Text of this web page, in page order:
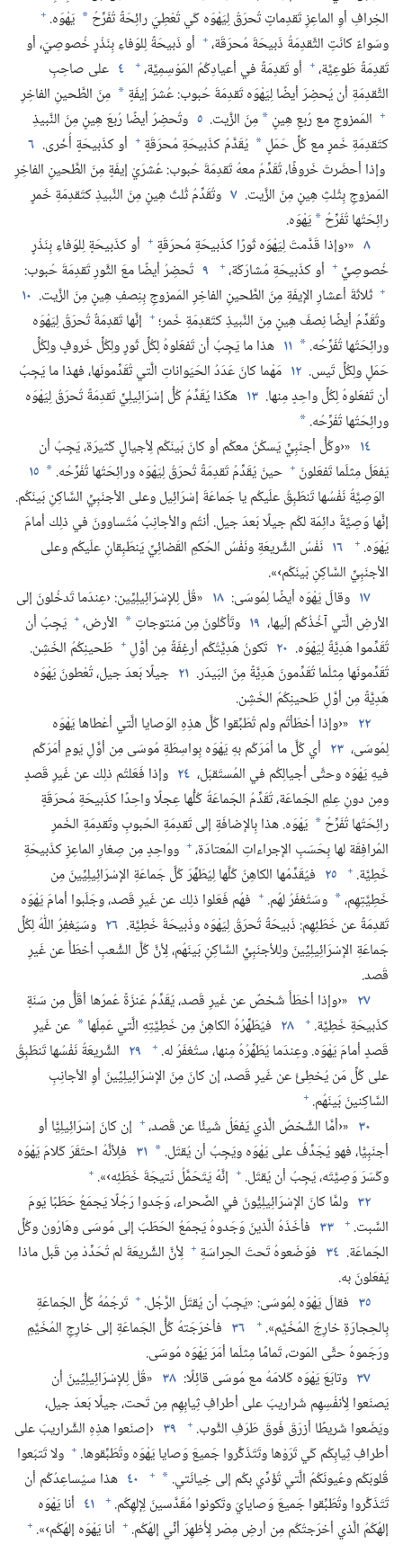
الخِرافِ أوِ الماعِزِ تَقدِماتٍ تُحرَقُ لِيَهْوَه كَي تُعْطِيَ رائِحَةً تُفَرِّحُ * يَهْوَه.‏ +
وسَواءٌ كانَتِ التَّقدِمَةُ ذَبيحَةَ مُحرَقَة،‏ + أو ذَبيحَةً لِلوَفاءِ بِنَذْرٍ خُصوصِيّ،‏ أو
تَقدِمَةً طَوعِيَّة،‏ + أو تَقدِمَةً في أعيادِكُمُ المَوْسِمِيَّة،‏ + ٤ على صاحِبِ
التَّقدِمَةِ أن يُحضِرَ أيضًا لِيَهْوَه تَقدِمَةَ حُبوب:‏ عُشرَ إيفَةٍ * مِنَ الطَّحينِ الفاخِرِ
+ المَمزوجِ مع رُبعِ هِينٍ * مِنَ الزَّيت.‏ ٥ وتُحضِرُ أيضًا رُبعَ هِينٍ مِنَ النَّبيذِ
كتَقدِمَةِ خَمرٍ مع كُلِّ حَمَلٍ * يُقَدَّمُ كذَبيحَةِ مُحرَقَةٍ + أو كذَبيحَةٍ أُخْرى.‏ ٦
وإذا أحضَرتَ خَروفًا،‏ تُقَدِّمُ معهُ تَقدِمَةَ حُبوب:‏ عُشرَيْ إيفَةٍ مِنَ الطَّحينِ الفاخِرِ
المَمزوجِ بِثُلثِ هِينٍ مِنَ الزَّيت.‏ ٧ وتُقَدِّمُ ثُلثَ هِينٍ مِنَ النَّبيذِ كتَقدِمَةِ خَمرٍ
رائِحَتُها تُفَرِّحُ * يَهْوَه.‏
٨ «‹وإذا قَدَّمتَ لِيَهْوَه ثَورًا كذَبيحَةِ مُحرَقَةٍ + أو كذَبيحَةٍ لِلوَفاءِ بِنَذْرٍ
خُصوصِيٍّ + أو كذَبيحَةِ مُشارَكَة،‏ + ٩ تُحضِرُ أيضًا معَ الثَّورِ تَقدِمَةَ حُبوب:‏
+ ثَلاثَةَ أعشارِ الإيفَةِ مِنَ الطَّحينِ الفاخِرِ المَمزوجِ بِنِصفِ هِينٍ مِنَ الزَّيت.‏ ١٠
وتُقَدِّمُ أيضًا نِصفَ هِينٍ مِنَ النَّبيذِ كتَقدِمَةِ خَمر؛‏ + إنَّها تَقدِمَةٌ تُحرَقُ لِيَهْوَه
ورائِحَتُها تُفَرِّحُه.‏ * ١١ هذا ما يَجِبُ أن تَفعَلوهُ لِكُلِّ ثَورٍ ولِكُلِّ خَروفٍ ولِكُلِّ
حَمَلٍ ولِكُلِّ تَيس.‏ ١٢ مَهْما كانَ عَدَدُ الحَيَواناتِ الَّتي تُقَدِّمونَها،‏ فهذا ما يَجِبُ
أن تَفعَلوهُ لِكُلِّ واحِدٍ مِنها.‏ ١٣ هكَذا يُقَدِّمُ كُلُّ إسْرَائِيلِيٍّ تَقدِمَةً تُحرَقُ لِيَهْوَه
ورائِحَتُها تُفَرِّحُه.‏ *
١٤ «‹وكُلُّ أجنَبِيٍّ يَسكُنُ معكُم أو كانَ بَينَكُم لِأجيالٍ كَثيرَة،‏ يَجِبُ أن
يَفعَلَ مِثلَما تَفعَلونَ + حينَ يُقَدِّمُ تَقدِمَةً تُحرَقُ لِيَهْوَه ورائِحَتُها تُفَرِّحُه.‏ * ١٥
الوَصِيَّةُ نَفْسُها تَنطَبِقُ علَيكُم يا جَماعَةَ إسْرَائِيل وعلى الأجنَبِيِّ السَّاكِنِ بَينَكُم.‏
إنَّها وَصِيَّةٌ دائِمَة لكُم جيلًا بَعدَ جيل.‏ أنتُم والأجانِبُ مُتَساوونَ في ذلِك أمامَ
يَهْوَه.‏ + ١٦ نَفْسُ الشَّريعَةِ ونَفْسُ الحُكمِ القَضائِيِّ يَنطَبِقانِ علَيكُم وعلى
الأجنَبِيِّ السَّاكِنِ بَينَكُم›».‏
١٧ وقالَ يَهْوَه أيضًا لِمُوسَى:‏ ١٨ «قُلْ لِلإسْرَائِيلِيِّين:‏ ‹عِندَما تَدخُلونَ إلى
الأرضِ الَّتي آخُذُكُم إلَيها،‏ ١٩ وتَأكُلونَ مِن مَنتوجاتِ * الأرض،‏ + يَجِبُ أن
تُقَدِّموا هَدِيَّةً لِيَهْوَه.‏ ٢٠ تَكونُ هَدِيَّتُكُم أرغِفَةً مِن أوَّلِ + طَحينِكُمُ الخَشِن.‏
تُقَدِّمونَها مِثلَما تُقَدِّمونَ هَدِيَّةً مِنَ البَيدَر.‏ ٢١ جيلًا بَعدَ جيل،‏ تُعْطونَ يَهْوَه
هَدِيَّةً مِن أوَّلِ طَحينِكُمُ الخَشِن.‏
٢٢ «‹وإذا أخطَأتُم ولم تُطَبِّقوا كُلَّ هذِهِ الوَصايا الَّتي أعْطاها يَهْوَه
لِمُوسَى،‏ ٢٣ أي كُلَّ ما أمَرَكُم بهِ يَهْوَه بِواسِطَةِ مُوسَى مِن أوَّلِ يَومٍ أمَرَكُم
فيهِ يَهْوَه وحتَّى أجيالِكُم في المُستَقبَل،‏ ٢٤ وإذا فَعَلتُم ذلِك عن غَيرِ قَصدٍ
ومِن دونِ عِلمِ الجَماعَة،‏ تُقَدِّمُ الجَماعَةُ كُلُّها عِجلًا واحِدًا كذَبيحَةِ مُحرَقَةٍ
رائِحَتُها تُفَرِّحُ * يَهْوَه.‏ هذا بِالإضافَةِ إلى تَقدِمَةِ الحُبوبِ وتَقدِمَةِ الخَمرِ
المُرافِقَة لها بِحَسَبِ الإجراءاتِ المُعتادَة،‏ + وواحِدٍ مِن صِغارِ الماعِزِ كذَبيحَةِ
خَطِيَّة.‏ + ٢٥ فيُقَدِّمُها الكاهِنُ كُلَّها لِيُطَهِّرَ كُلَّ جَماعَةِ الإسْرَائِيلِيِّينَ مِن
خَطِيَّتِهِم،‏* وسَتُغفَرُ لهُم.‏ + فهُم فَعَلوا ذلِك عن غَيرِ قَصد،‏ وجَلَبوا أمامَ يَهْوَه
تَقدِمَةً عن خَطَئِهِم:‏ ذَبيحَةً تُحرَقُ لِيَهْوَه وذَبيحَةَ خَطِيَّة.‏ ٢٦ وسَيَغفِرُ اللّٰهُ لِكُلِّ
جَماعَةِ الإسْرَائِيلِيِّينَ ولِلأجنَبِيِّ السَّاكِنِ بَينَهُم،‏ لِأنَّ كُلَّ الشَّعبِ أخطَأَ عن غَيرِ
قَصد.‏
٢٧ «‹وإذا أخطَأَ شَخصٌ عن غَيرِ قَصد،‏ يُقَدِّمُ عَنزَةً عُمرُها أقَلُّ مِن سَنَةٍ
كذَبيحَةِ خَطِيَّة.‏ + ٢٨ فيُطَهِّرُهُ الكاهِنُ مِن خَطِيَّتِهِ الَّتي عَمِلَها * عن غَيرِ
قَصدٍ أمامَ يَهْوَه.‏ وعِندَما يُطَهِّرُهُ مِنها،‏ ستُغفَرُ له.‏ + ٢٩ الشَّريعَةُ نَفْسُها تَنطَبِقُ
على كُلِّ مَن يُخطِئُ عن غَيرِ قَصد،‏ إن كانَ مِنَ الإسْرَائِيلِيِّينَ أوِ الأجانِبِ
السَّاكِنينَ بَينَهُم.‏ +
٣٠ «‹أمَّا الشَّخصُ الَّذي يَفعَلُ شَيئًا عن قَصد،‏ + إن كانَ إسْرَائِيلِيًّا أو
أجنَبِيًّا،‏ فهو يُجَدِّفُ على يَهْوَه ويَجِبُ أن يُقتَل.‏ * ٣١ فلِأنَّهُ احتَقَرَ كَلامَ يَهْوَه
وكَسَرَ وَصِيَّتَه،‏ يَجِبُ أن يُقتَل.‏ + إنَّهُ يَتَحَمَّلُ نَتيجَةَ خَطَئِه›».‏ +
٣٢ ولمَّا كانَ الإسْرَائِيلِيُّونَ في الصَّحراء،‏ وَجَدوا رَجُلًا يَجمَعُ حَطَبًا يَومَ
السَّبت.‏ + ٣٣ فأخَذَهُ الَّذينَ وَجَدوهُ يَجمَعُ الحَطَبَ إلى مُوسَى وهَارُون وكُلِّ
الجَماعَة.‏ ٣٤ فوَضَعوهُ تَحتَ الحِراسَةِ + لِأنَّ الشَّريعَةَ لم تُحَدِّدْ مِن قَبل ماذا
يَفعَلونَ به.‏
٣٥ فقالَ يَهْوَه لِمُوسَى:‏ «يَجِبُ أن يُقتَلَ الرَّجُل.‏ + تَرجُمُهُ كُلُّ الجَماعَةِ
بِالحِجارَةِ خارِجَ المُخَيَّم».‏ + ٣٦ فأخرَجَتهُ كُلُّ الجَماعَةِ إلى خارِجِ المُخَيَّمِ
ورَجَموهُ حتَّى المَوت،‏ تَمامًا مِثلَما أمَرَ يَهْوَه مُوسَى.‏
٣٧ وتابَعَ يَهْوَه كَلامَهُ مع مُوسَى قائِلًا:‏ ٣٨ «قُلْ لِلإسْرَائِيلِيِّينَ أن
يَصنَعوا لِأنفُسِهِم شَراريبَ على أطرافِ ثِيابِهِم مِن تَحت،‏ جيلًا بَعدَ جيل،‏
ويَضَعوا شَريطًا أزرَقَ فَوقَ طَرَفِ الثَّوب.‏ + ٣٩ ‹إصنَعوا هذِهِ الشَّراريبَ على
أطرافِ ثِيابِكُم كَي تَرَوْها وتَتَذَكَّروا جَميعَ وَصايا يَهْوَه وتُطَبِّقوها.‏ + ولا تَتبَعوا
قُلوبَكُم وعُيونَكُمُ الَّتي تُؤَدِّي بكُم إلى خِيانَتي.‏ *
+ ٤٠ هذا سيُساعِدُكُم أن
تَتَذَكَّروا وتُطَبِّقوا جَميعَ وَصايايَ وتَكونوا مُقَدَّسينَ لِإلهِكُم.‏ + ٤١ أنا يَهْوَه
إلهُكُمُ الَّذي أخرَجتُكُم مِن أرضِ مِصْر لِأُظهِرَ أنِّي إلهُكُم.‏ + أنا يَهْوَه إلهُكُم›».‏ +